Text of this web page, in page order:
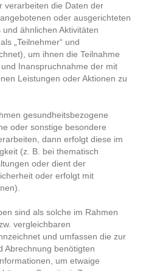
verarbeiten die Daten der
oder ausgerichteten
ähnlichen Aktivitäten
„Teilnehmer“ und
um ihnen die Teilnahme
Inanspruchnahme der mit
Leistungen oder Aktionen zu
gesundheitsbezogene
oder sonstige besondere
dann erfolgt diese im
(z. B. bei thematisch
oder dient der
oder erfolgt mit
sind als solche im Rahmen
vergleichbaren
und umfassen die zur
Abrechnung benötigten
um etwaige